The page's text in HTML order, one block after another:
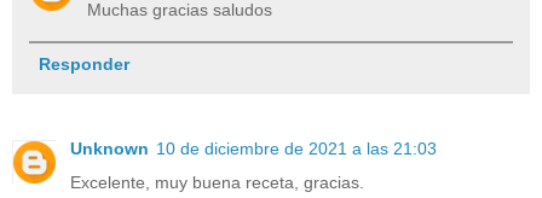
Muchas gracias saludos
Responder
Unknown 10 de diciembre de 2021 a las 21:03
Excelente, muy buena receta, gracias.